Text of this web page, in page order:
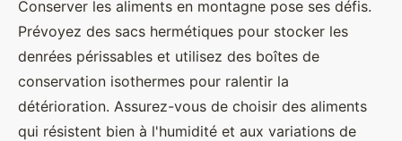
Conserver les aliments en montagne pose ses défis.
Prévoyez des sacs hermétiques pour stocker les
denrées périssables et utilisez des boîtes de
conservation isothermes pour ralentir la
détérioration. Assurez-vous de choisir des aliments
qui résistent bien à l'humidité et aux variations de